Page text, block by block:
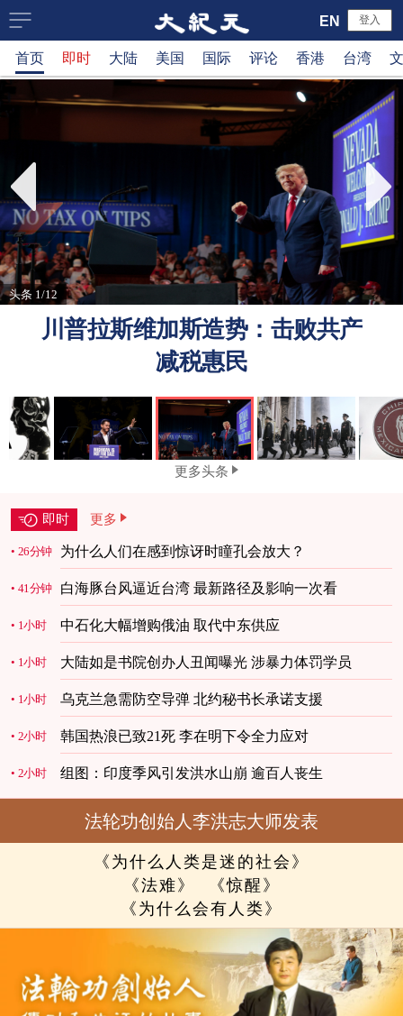
大
纪
新
闻
网
登入
EN
首页 即时 大陆 美国 国际 评论 香港 台湾
头条 1/12
川普拉斯维加斯造势：击败共产
减税惠民
更多头条
即时 更多
26分钟 为什么人们在感到惊讶时瞳孔会放大？
41分钟 白海豚台风逼近台湾 最新路径及影响一次看
1小时 中石化大幅增购俄油 取代中东供应
1小时 大陆如是书院创办人丑闻曝光 涉暴力体罚学员
1小时 乌克兰急需防空导弹 北约秘书长承诺支援
2小时 韩国热浪已致21死 李在明下令全力应对
2小时 组图：印度季风引发洪水山崩 逾百人丧生
法轮功创始人李洪志大师发表
《为什么人类是迷的社会》
《法难》
《惊醒》
《为什么会有人类》